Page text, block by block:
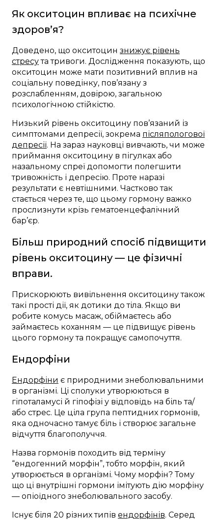
Як окситоцин впливає на психічне
здоров’я?
Доведено, що окситоцин знижує рівень
стресута тривоги. Дослідження показують, що
окситоцин може мати позитивний вплив на
соціальну поведінку, пов’язану з
розслабленням, довірою, загальною
психологічною стійкістю.
Низький рівень окситоцину пов’язаний із
симптомами депресії, зокрема післяпологової
депресії. На зараз науковці вивчають, чи може
приймання окситоцину в пігулках або
назальному спреї допомогти полегшити
тривожність і депресію. Проте наразі
результати є невтішними. Частково так
стається через те, що цьому гормону важко
прослизнути крізь гематоенцефалічний
бар’єр.
Більш природний спосіб підвищити
рівень окситоцину — це фізичні
вправи.
Прискорюють вивільнення окситоцину також
такі прості дії, як дотики до тіла. Якщо ви
робите комусь масаж, обіймаєтесь або
займаєтесь коханням — це підвищує рівень
цього гормону та покращує самопочуття.
Ендорфіни
Ендорфіни є природними знеболювальними
в організмі. Ці сполуки утворюються в
гіпоталамусі й гіпофізі у відповідь на біль та/
або стрес. Це ціла група пептидних гормонів,
яка одночасно тамує біль і створює загальне
відчуття благополуччя.
Назва гормонів походить від терміну
“ендогенний морфін”, тобто морфін, який
утворюється в організмі. Чому морфін? Тому
що ці внутрішні гормони імітують дію морфіну
— опіоїдного знеболювального засобу.
Існує біля 20 різних типів ендорфінів. Серед